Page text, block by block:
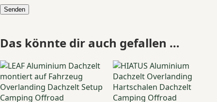
Das könnte dir auch gefallen …